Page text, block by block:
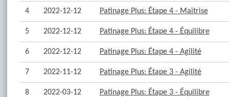
4 2022-12-12 Patinage Plus: Étape 4 - Maitrise
5 2022-12-12 Patinage Plus: Étape 4 - Équilibre
6 2022-12-12 Patinage Plus: Étape 4 - Agilité
7 2022-11-12 Patinage Plus: Étape 3 - Agilité
8 2022-03-12 Patinage Plus: Étape 3 - Équilibre